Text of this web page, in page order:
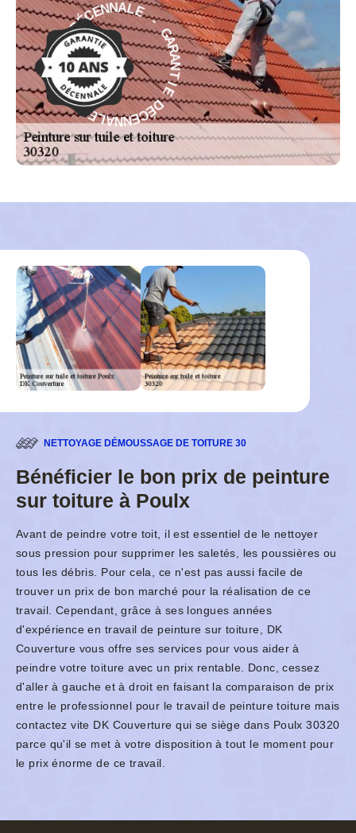
G
A
R
A
N
T
I
E
D
É
C
E
NNALE - GAR
A
N
T
I
E
D
É
C
E
N
N
A
L
E
-
NETTOYAGE DÉMOUSSAGE DE TOITURE 30
Bénéficier le bon prix de peinture
sur toiture à Poulx
Avant de peindre votre toit, il est essentiel de le nettoyer
sous pression pour supprimer les saletés, les poussières ou
tous les débris. Pour cela, ce n'est pas aussi facile de
trouver un prix de bon marché pour la réalisation de ce
travail. Cependant, grâce à ses longues années
d'expérience en travail de peinture sur toiture, DK
Couverture vous offre ses services pour vous aider à
peindre votre toiture avec un prix rentable. Donc, cessez
d'aller à gauche et à droit en faisant la comparaison de prix
entre le professionnel pour le travail de peinture toiture mais
contactez vite DK Couverture qui se siège dans Poulx 30320
parce qu'il se met à votre disposition à tout le moment pour
le prix énorme de ce travail.